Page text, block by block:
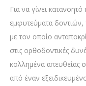
Για να γίνει
εμφυτεύματα
με τον οποίο
στις ορθοδοντικές
κολλημένα απευθείας
από έναν